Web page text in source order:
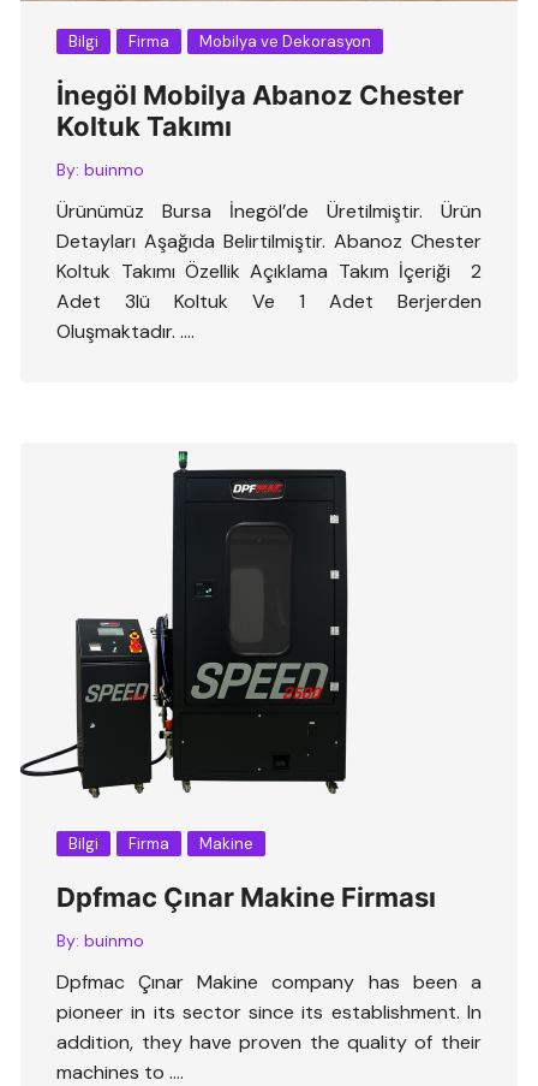
Bilgi Firma Mobilya ve Dekorasyon
İnegöl Mobilya Abanoz Chester
Koltuk Takımı
By: buinmo
Ürünümüz Bursa İnegöl’de Üretilmiştir. Ürün
Detayları Aşağıda Belirtilmiştir. Abanoz Chester
Koltuk Takımı Özellik Açıklama Takım İçeriği 2
Adet 3lü Koltuk Ve 1 Adet Berjerden
Oluşmaktadır. ….
Bilgi Firma Makine
Dpfmac Çınar Makine Firması
By: buinmo
Dpfmac Çınar Makine company has been a
pioneer in its sector since its establishment. In
addition, they have proven the quality of their
machines to ….